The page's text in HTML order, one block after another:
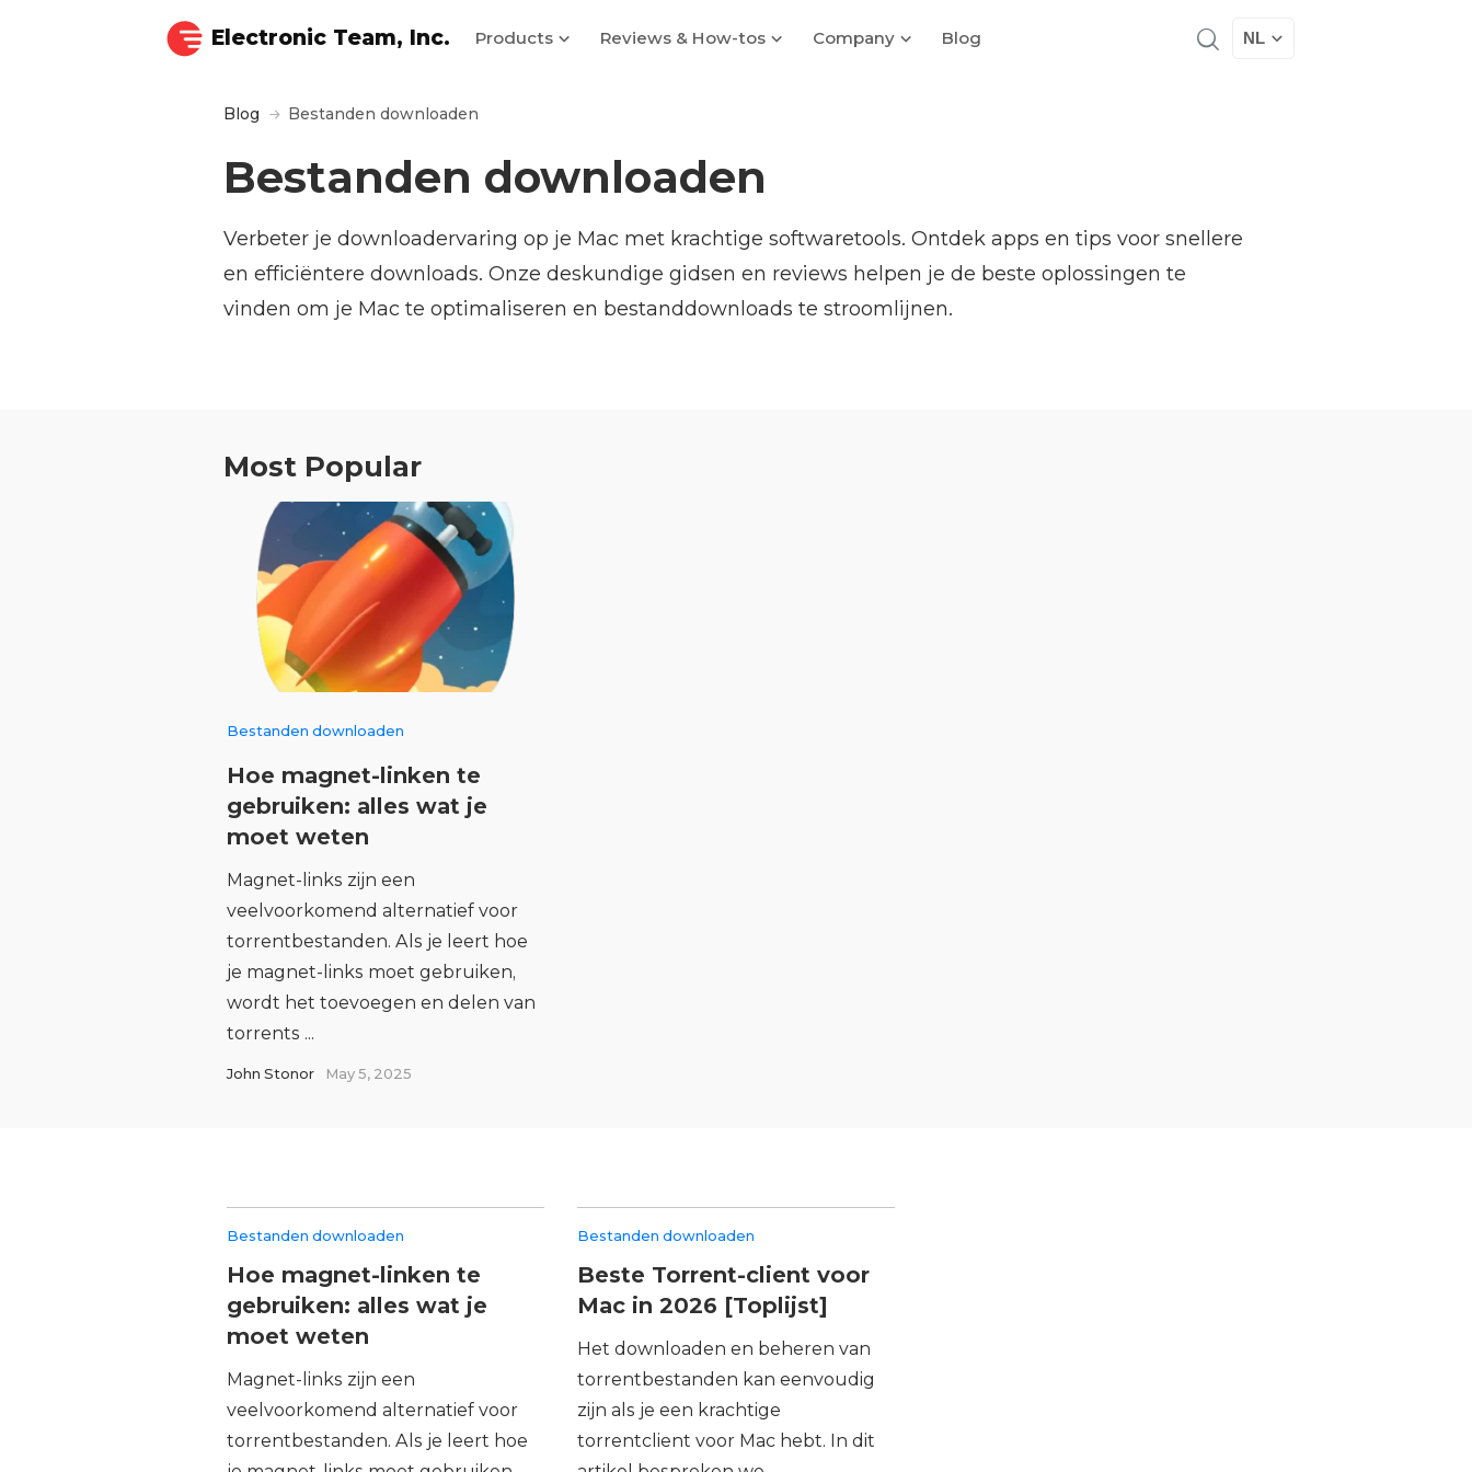
Electronic Team, Inc. Products Reviews & How-tos Company Blog NL
Blog Bestanden downloaden
Bestanden downloaden
Verbeter je downloadervaring op je Mac met krachtige softwaretools. Ontdek apps en tips voor snellere
en efficiëntere downloads. Onze deskundige gidsen en reviews helpen je de beste oplossingen te
vinden om je Mac te optimaliseren en bestanddownloads te stroomlijnen.
Most Popular
Bestanden downloaden
Hoe magnet-linken te
gebruiken: alles wat je
moet weten
Magnet-links zijn een
veelvoorkomend alternatief voor
torrentbestanden. Als je leert hoe
je magnet-links moet gebruiken,
wordt het toevoegen en delen van
torrents ...
John Stonor May 5, 2025
Bestanden downloaden
Hoe magnet-linken te
gebruiken: alles wat je
moet weten
Magnet-links zijn een
veelvoorkomend alternatief voor
torrentbestanden. Als je leert hoe
Bestanden downloaden
Beste Torrent-client voor
Mac in 2026 [Toplijst]
Het downloaden en beheren van
torrentbestanden kan eenvoudig
zijn als je een krachtige
torrentclient voor Mac hebt. In dit